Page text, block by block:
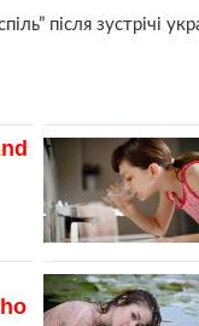
після зустрічі